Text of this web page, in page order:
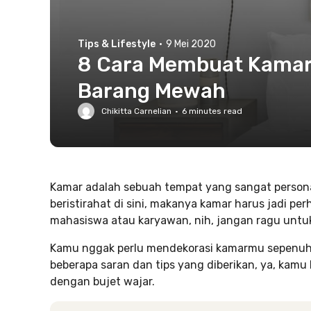
Tips & Lifestyle · 9 Mei 2020
8 Cara Membuat
Barang Mewah
Chikitta Carnelian · 6 minutes read
Kamar adalah sebuah tempat yang sangat
beristirahat di sini, makanya kamar harus jadi
mahasiswa atau karyawan, nih, jangan ragu
Kamu nggak perlu mendekorasi kamarmu
beberapa saran dan tips yang diberikan, ya,
dengan bujet wajar.